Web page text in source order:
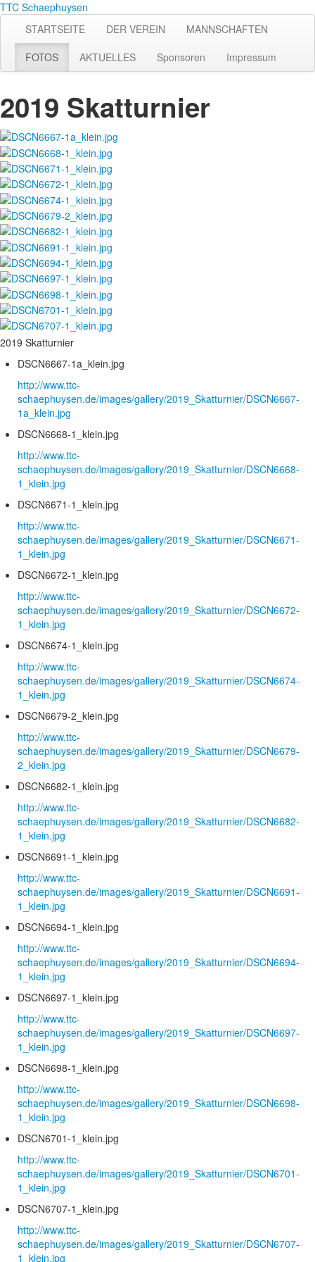
TTC Schaephuysen
STARTSEITE
DER VEREIN
MANNSCHAFTEN
FOTOS
AKTUELLES Sponsoren Impressum
2019 Skatturnier
2019 Skatturnier
DSCN6667-1a_klein.jpg
http://www.ttc-
schaephuysen.de/images/gallery/2019_Skatturnier/DSCN6667-
1a_klein.jpg
DSCN6668-1_klein.jpg
http://www.ttc-
schaephuysen.de/images/gallery/2019_Skatturnier/DSCN6668-
1_klein.jpg
DSCN6671-1_klein.jpg
http://www.ttc-
schaephuysen.de/images/gallery/2019_Skatturnier/DSCN6671-
1_klein.jpg
DSCN6672-1_klein.jpg
http://www.ttc-
schaephuysen.de/images/gallery/2019_Skatturnier/DSCN6672-
1_klein.jpg
DSCN6674-1_klein.jpg
http://www.ttc-
schaephuysen.de/images/gallery/2019_Skatturnier/DSCN6674-
1_klein.jpg
DSCN6679-2_klein.jpg
http://www.ttc-
schaephuysen.de/images/gallery/2019_Skatturnier/DSCN6679-
2_klein.jpg
DSCN6682-1_klein.jpg
http://www.ttc-
schaephuysen.de/images/gallery/2019_Skatturnier/DSCN6682-
1_klein.jpg
DSCN6691-1_klein.jpg
http://www.ttc-
schaephuysen.de/images/gallery/2019_Skatturnier/DSCN6691-
1_klein.jpg
DSCN6694-1_klein.jpg
http://www.ttc-
schaephuysen.de/images/gallery/2019_Skatturnier/DSCN6694-
1_klein.jpg
DSCN6697-1_klein.jpg
http://www.ttc-
schaephuysen.de/images/gallery/2019_Skatturnier/DSCN6697-
1_klein.jpg
DSCN6698-1_klein.jpg
http://www.ttc-
schaephuysen.de/images/gallery/2019_Skatturnier/DSCN6698-
1_klein.jpg
DSCN6701-1_klein.jpg
http://www.ttc-
schaephuysen.de/images/gallery/2019_Skatturnier/DSCN6701-
1_klein.jpg
DSCN6707-1_klein.jpg
http://www.ttc-
schaephuysen.de/images/gallery/2019_Skatturnier/DSCN6707-
1_klein.jpg